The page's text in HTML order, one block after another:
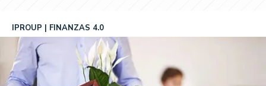
IPROUP FINANZAS 4.0